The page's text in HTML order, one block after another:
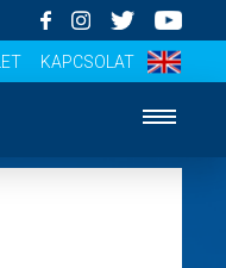
KAPCSOLAT